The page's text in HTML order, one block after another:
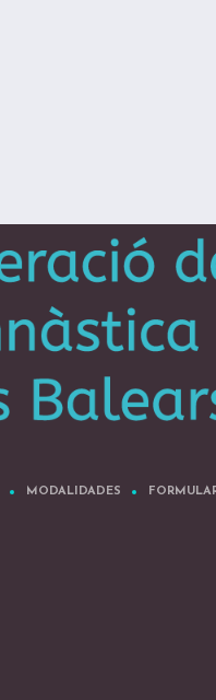
MODALIDADES